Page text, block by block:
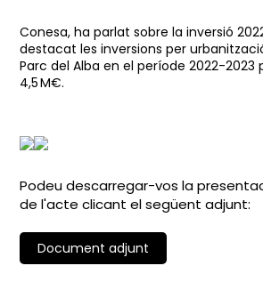
Conesa, ha parlat sobre la inversió
destacat les inversions per
Parc del Alba en el període 2022-2023
4,5 M€.
Podeu descarregar-vos la
de l'acte clicant el següent adjunt:
Document adjunt